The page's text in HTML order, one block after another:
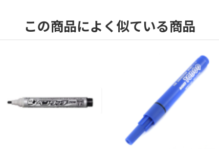
この商品によく似ている商品